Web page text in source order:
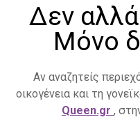
Δεν
Μόνο
Αν αναζητείς
οικογένεια και τη
Queen.gr ,